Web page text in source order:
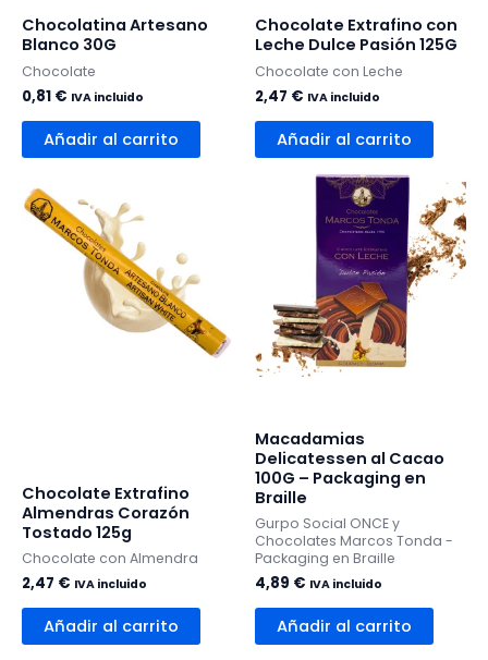
Chocolatina Artesano
Blanco 30G
Chocolate
0,81 € IVA incluido
Añadir al carrito
Chocolate Extrafino con
Leche Dulce Pasión 125G
Chocolate con Leche
2,47 € IVA incluido
Añadir al carrito
Chocolate Extrafino
Almendras Corazón
Tostado 125g
Chocolate con Almendra
2,47 € IVA incluido
Añadir al carrito
Macadamias
Delicatessen al Cacao
100G – Packaging en
Braille
Gurpo Social ONCE y
Chocolates Marcos Tonda -
Packaging en Braille
4,89 € IVA incluido
Añadir al carrito